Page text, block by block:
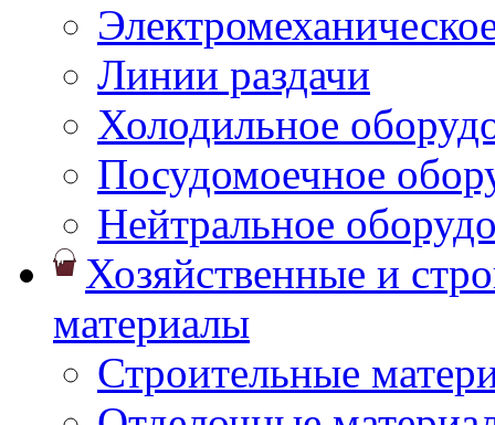
Линии раздачи
Холодильное
Посудомоечное
Нейтральное
Хозяйственные и
материалы
Строительные